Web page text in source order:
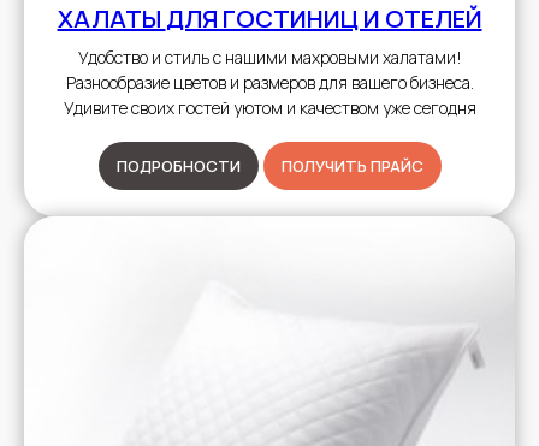
ХАЛАТЫ ДЛЯ ГОСТИНИЦ И ОТЕЛЕЙ
Удобство и стиль с нашими махровыми халатами!
Разнообразие цветов и размеров для вашего бизнеса.
Удивите своих гостей уютом и качеством уже сегодня
ПОДРОБНОСТИ ПОЛУЧИТЬ ПРАЙС